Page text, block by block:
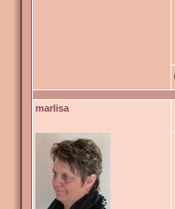
marlisa